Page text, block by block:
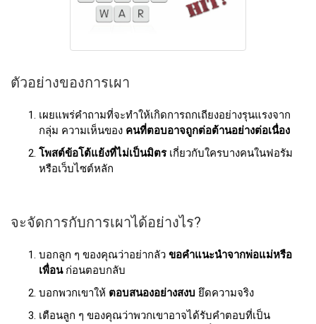
ตัวอย่างของการเผา
เผยแพร่คําถามที่จะทําให้เกิดการถกเถียงอย่างรุนแรงจาก
กลุ่ม ความเห็นของ คนที่ตอบอาจถูกต่อต้านอย่างต่อเนื่อง
โพสต์ข้อโต้แย้งที่ไม่เป็นมิตรเกี่ยวกับใครบางคนในฟอรัม
หรือเว็บไซต์หลัก
จะจัดการกับการเผาได้อย่างไร?
บอกลูก ๆ ของคุณว่าอย่ากลัว ขอคําแนะนําจากพ่อแม่หรือ
เพื่อนก่อนตอบกลับ
บอกพวกเขาให้ ตอบสนองอย่างสงบ ยึดความจริง
เตือนลูก ๆ ของคุณว่าพวกเขาอาจได้รับคําตอบที่เป็น